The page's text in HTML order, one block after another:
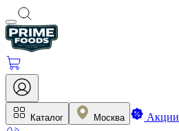
Каталог Москва Акции